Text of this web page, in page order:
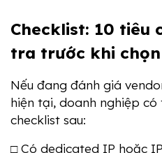
Checklist: 10 tiêu
tra trước khi
Nếu đang đánh giá
hiện tại, doanh nghiệp
checklist sau:
□ Có dedicated IP hoặc